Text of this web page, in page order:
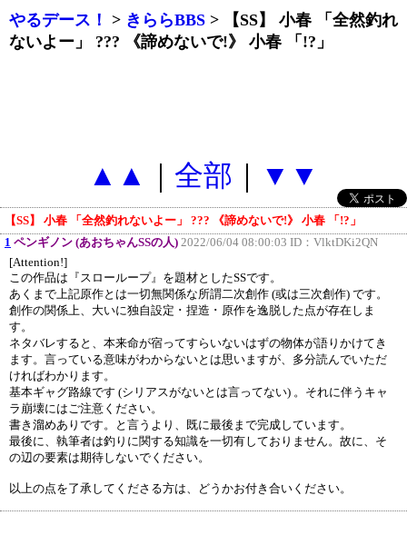
やるデース！ > きららBBS > 【SS】 小春 「全然釣れ
ないよー」 ??? 《諦めないで!》 小春 「!?」
▲▲ 全部 ▼▼
【SS】 小春 「全然釣れないよー」 ??? 《諦めないで!》 小春 「!?」
1 ペンギノン (あおちゃんSSの人) 2022/06/04 08:00:03 ID： VlktDKi2QN
[Attention!]
この作品は『スローループ』を題材としたSSです。
あくまで上記原作とは一切無関係な所謂二次創作 (或は三次創作) です。
創作の関係上、大いに独自設定 ･ 捏造 ･ 原作を逸脱した点が存在しま
す。
ネタバレすると、本来命が宿ってすらいないはずの物体が語りかけてき
ます。言っている意味がわからないとは思いますが、多分読んでいただ
ければわかります。
基本ギャグ路線です (シリアスがないとは言ってない) 。それに伴うキャ
ラ崩壊にはご注意ください。
書き溜めありです。と言うより、既に最後まで完成しています。
最後に、執筆者は釣りに関する知識を一切有しておりません。故に、そ
の辺の要素は期待しないでください。
以上の点を了承してくださる方は、どうかお付き合いください。